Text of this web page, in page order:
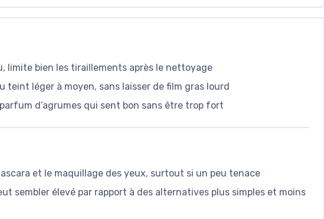
limite bien les tiraillements après le nettoyage
teint léger à moyen, sans laisser de film gras lourd
d’agrumes qui sent bon sans être trop fort
et le maquillage des yeux, surtout si un peu tenace
sembler élevé par rapport à des alternatives plus simples et moins